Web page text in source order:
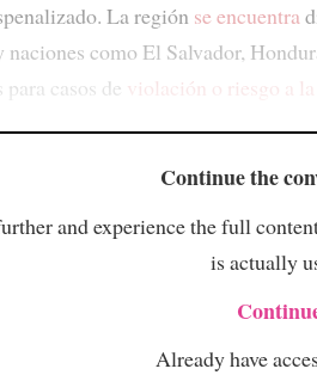
La región se encuentra
naciones como El Salvador,
para casos de violación o riesgo a
Continue the
and experience the full
is actually
Already have